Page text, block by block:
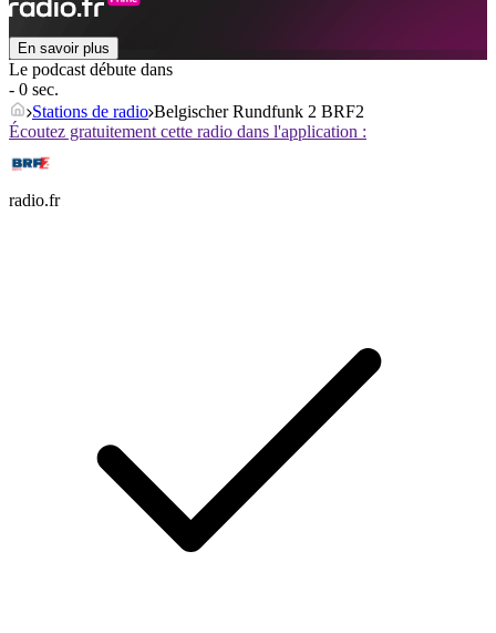
En savoir plus
Le podcast débute dans
- 0 sec.
Stations de radio Belgischer Rundfunk 2 BRF2
Écoutez gratuitement cette radio dans l'application :
radio.fr